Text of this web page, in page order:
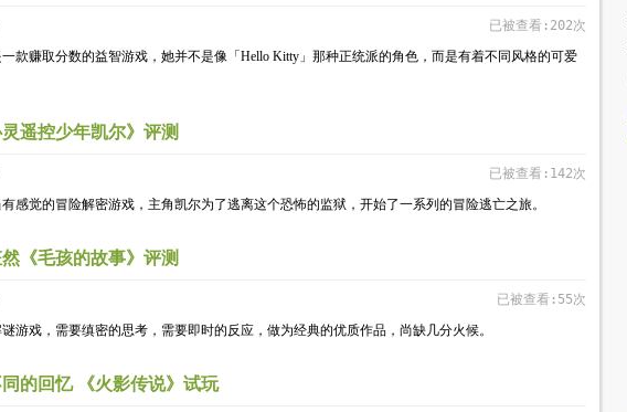
已被查看:202次
一款赚取分数的益智游戏，她并不是像「Hello Kitty」那种正统派的角色，而是有着不同风格的可爱
遥控少年凯尔》评测
已被查看:142次
感觉的冒险解密游戏，主角凯尔为了逃离这个恐怖的监狱，开始了一系列的冒险逃亡之旅。
《毛孩的故事》评测
已被查看:55次
游戏，需要缜密的思考，需要即时的反应，做为经典的优质作品，尚缺几分火候。
的回忆 《火影传说》试玩